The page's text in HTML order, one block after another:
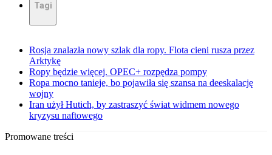
Tagi
Rosja znalazła nowy szlak dla ropy. Flota cieni rusza przez
Arktykę
Ropy będzie więcej. OPEC+ rozpędza pompy
Ropa mocno tanieje, bo pojawiła się szansa na deeskalację
wojny
Iran użył Hutich, by zastraszyć świat widmem nowego
kryzysu naftowego
Promowane treści